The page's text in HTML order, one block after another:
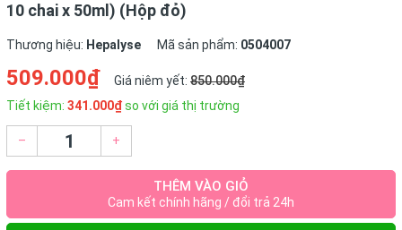
10 chai x 50ml) (Hộp đỏ)
Thương hiệu: Hepalyse Mã sản phẩm: 0504007
509.000₫ Giá niêm yết: 850.000₫
Tiết kiệm: 341.000₫so với giá thị trường
– +
THÊM VÀO GIỎ
Cam kết chính hãng / đổi trả 24h